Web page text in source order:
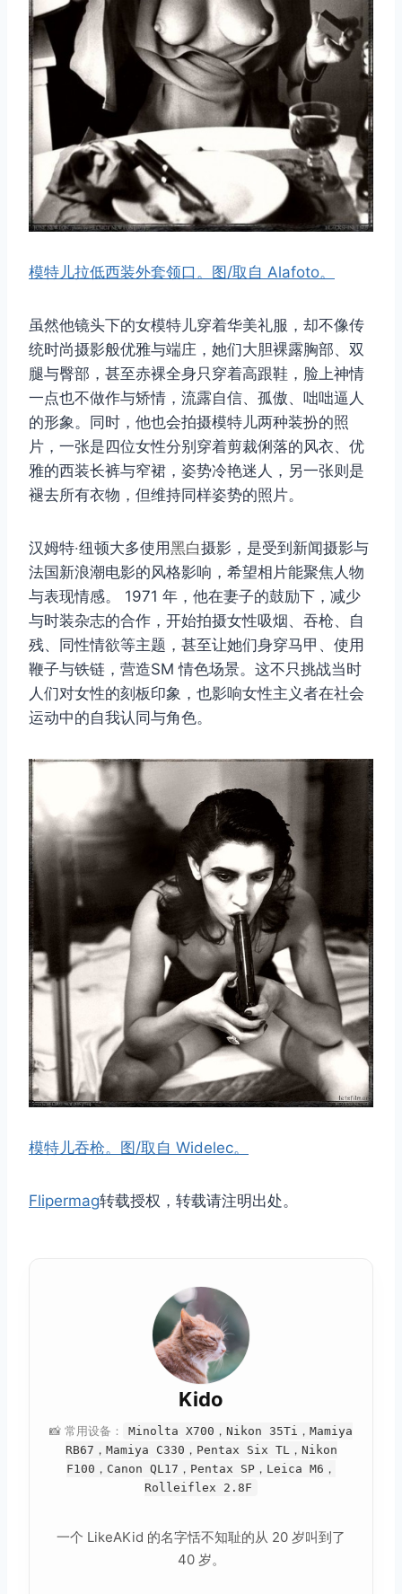
模特儿拉低西装外套领口。图/取自 Alafoto。
虽然他镜头下的女模特儿穿着华美礼服，却不像传
统时尚摄影般优雅与端庄，她们大胆裸露胸部、双
腿与臀部，甚至赤裸全身只穿着高跟鞋，脸上神情
一点也不做作与矫情，流露自信、孤傲、咄咄逼人
的形象。同时，他也会拍摄模特儿两种装扮的照
片，一张是四位女性分别穿着剪裁俐落的风衣、优
雅的西装长裤与窄裙，姿势冷艳迷人，另一张则是
褪去所有衣物，但维持同样姿势的照片。
汉姆特‧纽顿大多使用黑白摄影，是受到新闻摄影与
法国新浪潮电影的风格影响，希望相片能聚焦人物
与表现情感。 1971 年，他在妻子的鼓励下，减少
与时装杂志的合作，开始拍摄女性吸烟、吞枪、自
残、同性情欲等主题，甚至让她们身穿马甲、使用
鞭子与铁链，营造SM 情色场景。这不只挑战当时
人们对女性的刻板印象，也影响女性主义者在社会
运动中的自我认同与角色。
模特儿吞枪。图/取自 Widelec。
Flipermag转载授权，转载请注明出处。
Kido
📸 常用设备：
Minolta X700，Nikon 35Ti，Mamiya
RB67，Mamiya C330，Pentax Six TL，Nikon
F100，Canon QL17，Pentax SP，Leica M6，
Rolleiflex 2.8F
一个 LikeAKid 的名字恬不知耻的从 20 岁叫到了
40 岁。
取消 搜索